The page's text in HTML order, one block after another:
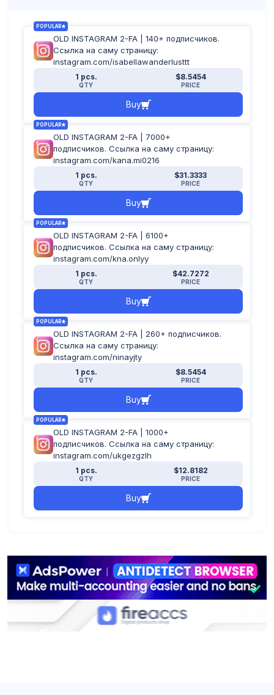
POPULAR
OLD INSTAGRAM 2-FA | 140+ подписчиков.
Ссылка на саму страницу:
instagram.com/isabellawanderlusttt
1 pcs.
QTY
$8.5454
PRICE
Buy
POPULAR
OLD INSTAGRAM 2-FA | 7000+
подписчиков. Ссылка на саму страницу:
instagram.com/kana.mi0216
1 pcs.
QTY
$31.3333
PRICE
Buy
POPULAR
OLD INSTAGRAM 2-FA | 6100+
подписчиков. Ссылка на саму страницу:
instagram.com/kna.onlyy
1 pcs.
QTY
$42.7272
PRICE
Buy
POPULAR
OLD INSTAGRAM 2-FA | 260+ подписчиков.
Ссылка на саму страницу:
instagram.com/ninayjty
1 pcs.
QTY
$8.5454
PRICE
Buy
POPULAR
OLD INSTAGRAM 2-FA | 1000+
подписчиков. Ссылка на саму страницу:
instagram.com/ukgezgzlh
1 pcs.
QTY
$12.8182
PRICE
Buy